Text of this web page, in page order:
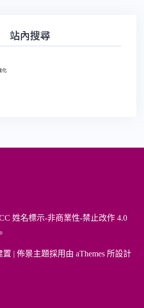
站內搜尋
姓名標示-非商業性-禁止改作 4.0
置 | 佈景主題採用由 aThemes 所設計